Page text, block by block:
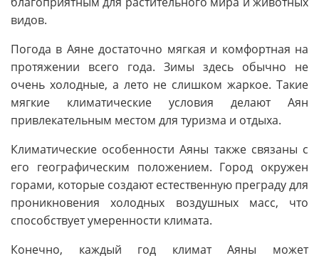
видов.
Погода в Аяне достаточно мягкая и комфортная на
протяжении всего года. Зимы здесь обычно не
очень холодные, а лето не слишком жаркое. Такие
мягкие климатические условия делают Аян
привлекательным местом для туризма и отдыха.
Климатические особенности Аяны также связаны с
его географическим положением. Город окружен
горами, которые создают естественную преграду для
проникновения холодных воздушных масс, что
способствует умеренности климата.
Конечно, каждый год климат Аяны может